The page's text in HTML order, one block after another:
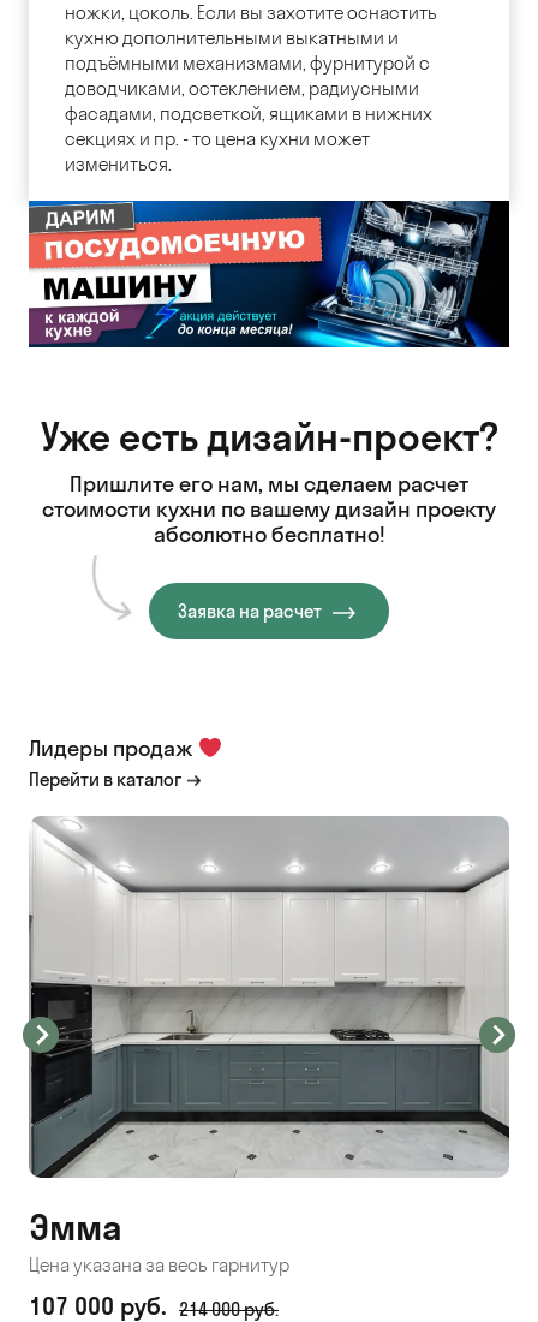
ножки, цоколь. Если вы захотите оснастить
кухню дополнительными выкатными и
подъёмными механизмами, фурнитурой с
доводчиками, остеклением, радиусными
фасадами, подсветкой, ящиками в нижних
секциях и пр. - то цена кухни может
измениться.
Уже есть дизайн-проект?
Пришлите его нам, мы сделаем расчет
стоимости кухни по вашему дизайн проекту
абсолютно бесплатно!
Заявка на расчет
Лидеры продаж
Перейти в каталог
Эмма
Цена указана за весь гарнитур
107 000 руб. 214 000 руб.